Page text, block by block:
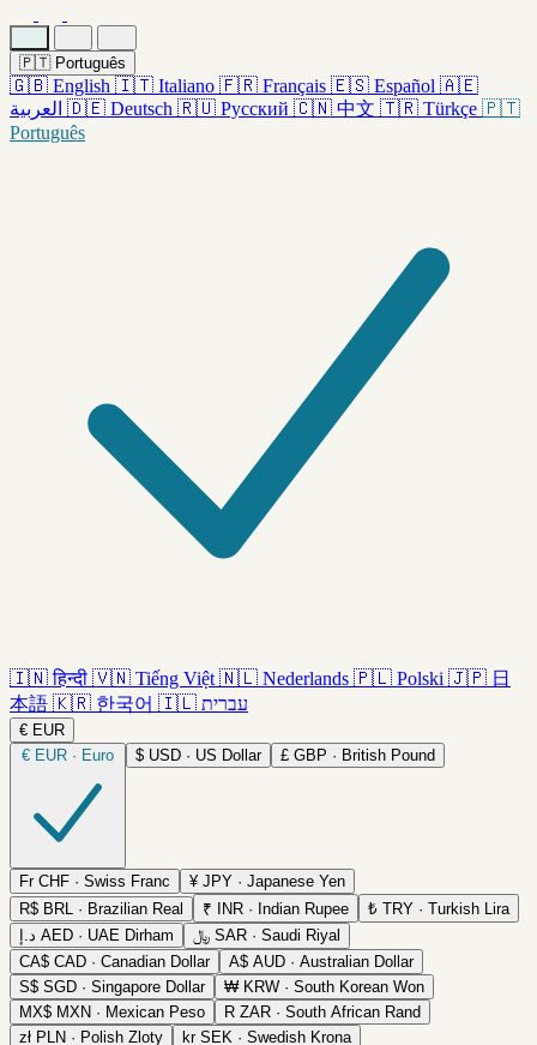
🇵🇹 Português
🇬🇧 English 🇮🇹 Italiano 🇫🇷 Français 🇪🇸 Español 🇦🇪
العربية 🇩🇪 Deutsch 🇷🇺 Русский 🇨🇳 中文 🇹🇷 Türkçe 🇵🇹
Português
🇮🇳 हिन्दी 🇻🇳 Tiếng Việt 🇳🇱 Nederlands 🇵🇱 Polski 🇯🇵 日
本語 🇰🇷 한국어 🇮🇱 עברית
€ EUR
€ EUR · Euro $ USD · US Dollar £ GBP · British Pound
Fr CHF · Swiss Franc ¥ JPY · Japanese Yen
R$ BRL · Brazilian Real ₹ INR · Indian Rupee ₺ TRY · Turkish Lira
د.إ AED · UAE Dirham ﷼ SAR · Saudi Riyal
CA$ CAD · Canadian Dollar A$ AUD · Australian Dollar
S$ SGD · Singapore Dollar ₩ KRW · South Korean Won
MX$ MXN · Mexican Peso R ZAR · South African Rand
zł PLN · Polish Zloty kr SEK · Swedish Krona